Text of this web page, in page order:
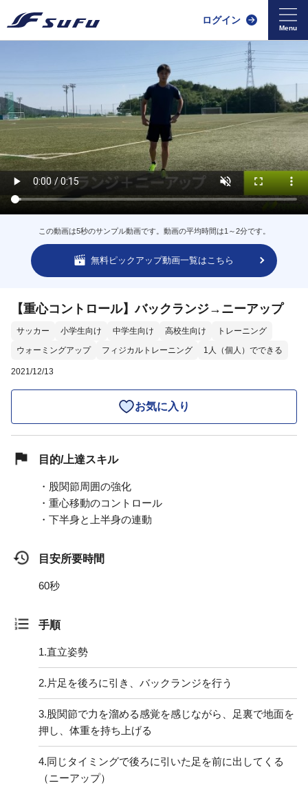
ログイン
この動画は5秒のサンプル動画です。動画の平均時間は1～2分です。
無料ピックアップ動画一覧はこちら
【重心コントロール】バックランジ→ニーアップ
サッカー 小学生向け 中学生向け 高校生向け
トレーニング
ウォーミングアップ
フィジカルトレーニング 1人（個人）でできる
2021/12/13
お気に入り
目的/上達スキル
・股関節周囲の強化
・重心移動のコントロール
・下半身と上半身の連動
目安所要時間
60秒
手順
1.直立姿勢
2. 片足を後ろに引き、バックランジを行う
3.股関節で力を溜める感覚を感じながら、足裏で地面を
押し、体重を持ち上げる
4.同じタイミングで後ろに引いた足を前に出してくる
（ニーアップ）